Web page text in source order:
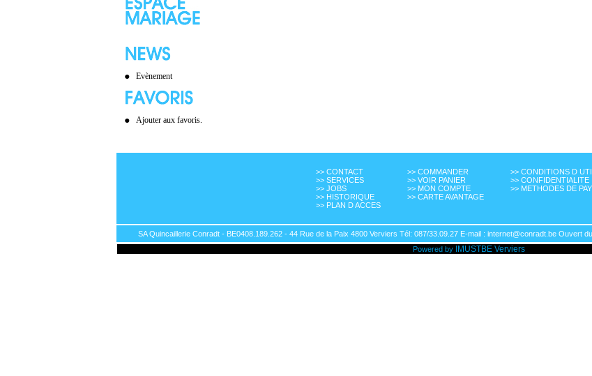
Evènement
Ajouter aux favoris.
>> CONTACT
>> SERVICES
>> JOBS
>> HISTORIQUE
>> PLAN D ACCES
>> COMMANDER
>> VOIR PANIER
>> MON COMPTE
>> CARTE AVANTAGE
>> CONDITIONS D
>> CONFIDENTIALITE
>> METHODES DE
SA Quincaillerie Conradt - BE0408.189.262 - 44 Rue de la Paix 4800 Verviers Tél: 087/33.09.27 E-mail : internet@conradt.be Ouvert
Powered by
IMUSTBE Verviers